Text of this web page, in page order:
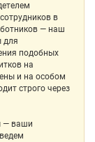
в
— наш
для
подобных
на
и на особом
строго через
— ваши